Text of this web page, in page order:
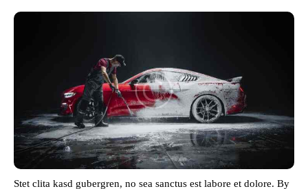
Stet clita kasd gubergren, no sea sanctus est labore et dolore. By